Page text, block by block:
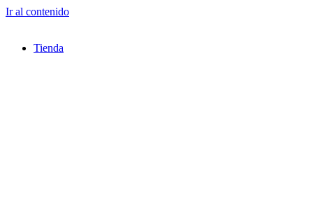
Ir al contenido
Tienda